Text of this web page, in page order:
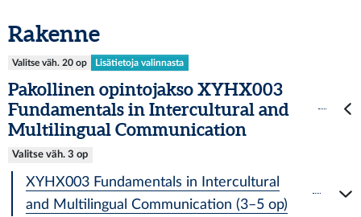
Rakenne
Valitse väh. 20 op Lisätietoja valinnasta
Pakollinen opintojakso XYHX003
Fundamentals in Intercultural and
Multilingual Communication
Valitse väh. 3 op
XYHX003 Fundamentals in Intercultural
and Multilingual Communication (3–5 op)